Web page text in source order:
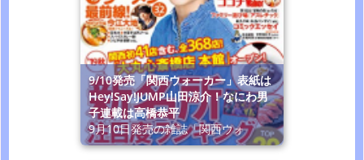
9/10発売「関西ウォーカー」表紙は
Hey!Say!JUMP山田涼介！なにわ男
子連載は高橋恭平
9月10日発売の雑誌「関西ウォ